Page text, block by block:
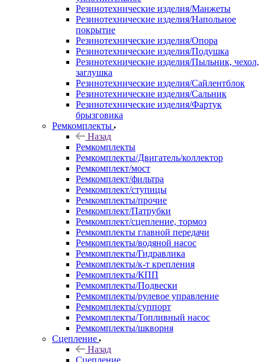
Резинотехнические изделия/Манжеты
Резинотехнические изделия/Напольное
покрытие
Резинотехнические изделия/Опора
Резинотехнические изделия/Подушка
Резинотехнические изделия/Пыльник, чехол,
заглушка
Резинотехнические изделия/Сайлентблок
Резинотехнические изделия/Сальник
Резинотехнические изделия/Фартук
брызговика
Ремкомплекты
Назад
Ремкомплекты
Ремкомплекты/Двигатель/коллектор
Ремкомплект/мост
Ремкомплект/фильтра
Ремкомплект/ступицы
Ремкомплекты/прочие
Ремкомплект/Патрубки
Ремкомплект/сцепление, тормоз
Ремкомплекты главной передачи
Ремкомплекты/водяной насос
Ремкомплекты/Гидравлика
Ремкомплекты/к-т крепления
Ремкомплекты/КПП
Ремкомплекты/Подвески
Ремкомплекты/рулевое управление
Ремкомплекты/суппорт
Ремкомплекты/Топливный насос
Ремкомплекты/шкворня
Сцепление
Назад
Сцепление